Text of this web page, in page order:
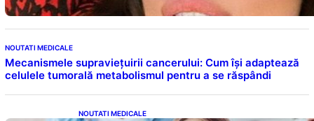
NOUTATI MEDICALE
Mecanismele supraviețuirii cancerului: Cum își adaptează
celulele tumorală metabolismul pentru a se răspândi
NOUTATI MEDICALE